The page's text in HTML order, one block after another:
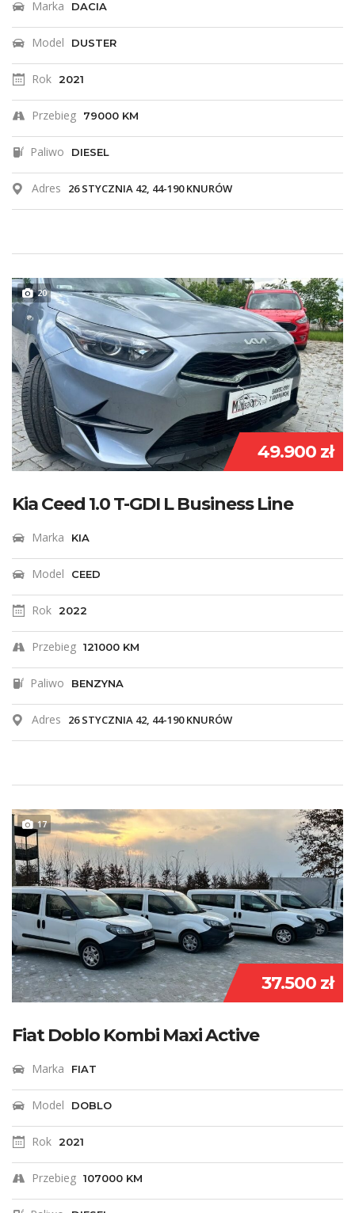
Marka DACIA
Model DUSTER
Rok 2021
Przebieg 79000 KM
Paliwo DIESEL
Adres 26 STYCZNIA 42, 44-190 KNURÓW
20
49.900 zł
Kia Ceed 1.0 T-GDI L Business Line
Marka KIA
Model CEED
Rok 2022
Przebieg 121000 KM
Paliwo BENZYNA
Adres 26 STYCZNIA 42, 44-190 KNURÓW
17
37.500 zł
Fiat Doblo Kombi Maxi Active
Marka FIAT
Model DOBLO
Rok 2021
Przebieg 107000 KM